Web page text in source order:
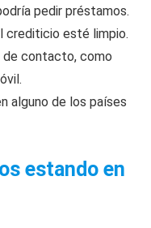
pedir préstamos.
crediticio esté limpio.
contacto, como
alguno de los países
estando en